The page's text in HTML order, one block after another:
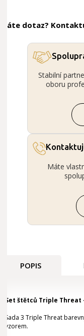
Máte dotaz?
Stabilní
oboru
Máte
POPIS
Set štětců Triple
Sada 3 Triple Threat
vzorem.